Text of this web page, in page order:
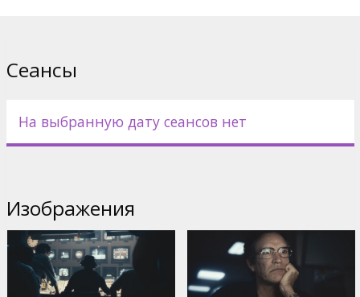
Сеансы
На выбранную дату сеансов нет
Изображения